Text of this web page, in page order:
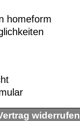
homeform
widerrufen